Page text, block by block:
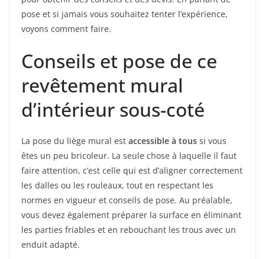
pose et si jamais vous souhaitez tenter l’expérience,
voyons comment faire.
Conseils et pose de ce
revêtement mural
d’intérieur sous-coté
La pose du liège mural est accessible à tous si vous
êtes un peu bricoleur. La seule chose à laquelle il faut
faire attention, c’est celle qui est d’aligner correctement
les dalles ou les rouleaux, tout en respectant les
normes en vigueur et conseils de pose. Au préalable,
vous devez également préparer la surface en éliminant
les parties friables et en rebouchant les trous avec un
enduit adapté.